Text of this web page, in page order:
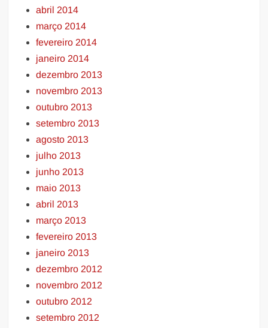
abril 2014
março 2014
fevereiro 2014
janeiro 2014
dezembro 2013
novembro 2013
outubro 2013
setembro 2013
agosto 2013
julho 2013
junho 2013
maio 2013
abril 2013
março 2013
fevereiro 2013
janeiro 2013
dezembro 2012
novembro 2012
outubro 2012
setembro 2012